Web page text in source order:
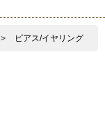
> ピアス/イヤリング